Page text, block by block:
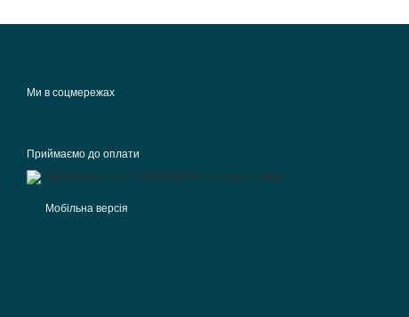
Ми в соцмережах
Приймаємо до оплати
Мобільна версія